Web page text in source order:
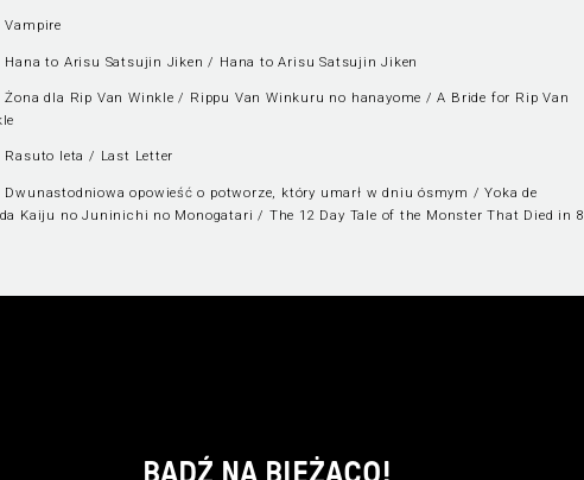
Vampire
Hana to Arisu Satsujin Jiken / Hana to Arisu Satsujin Jiken
Żona dla Rip Van Winkle / Rippu Van Winkuru no hanayome / A Bride for Rip Van
Rasuto leta / Last Letter
Dwunastodniowa opowieść o potworze, który umarł w dniu ósmym / Yoka de
Kaiju no Juninichi no Monogatari / The 12 Day Tale of the Monster That Died in 8
BĄDŹ NA BIEŻĄCO!